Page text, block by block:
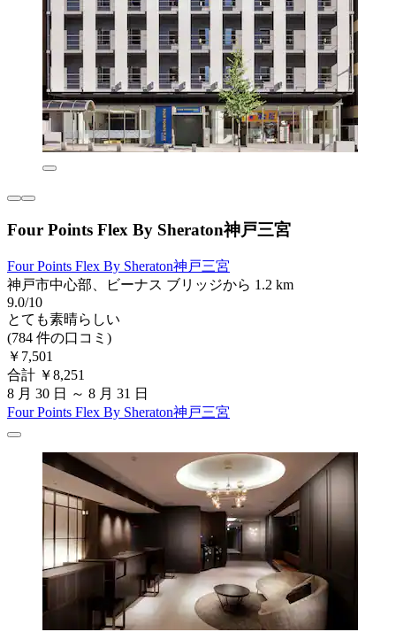
Four Points Flex By Sheraton神戸三宮
Four Points Flex By Sheraton神戸三宮
神戸市中心部、ビーナス ブリッジから 1.2 km
9.0/10
とても素晴らしい
(784 件の口コミ)
￥7,501
合計 ￥8,251
8 月 30 日 ～ 8 月 31 日
Four Points Flex By Sheraton神戸三宮